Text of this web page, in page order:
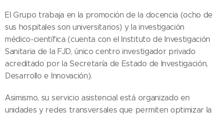
El Grupo trabaja en la promoción de la docencia (ocho de
sus hospitales son universitarios) y la investigación
médico-científica (cuenta con el Instituto de Investigación
Sanitaria de la FJD, único centro investigador privado
acreditado por la Secretaría de Estado de Investigación,
Desarrollo e Innovación).
Asimismo, su servicio asistencial está organizado en
unidades y redes transversales que permiten optimizar la